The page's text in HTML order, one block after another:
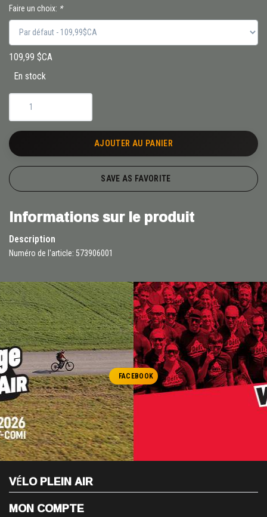
Faire un choix: *
109,99 $CA
En stock
AJOUTER AU PANIER
SAVE AS FAVORITE
Informations sur le produit
Description
Numéro de l'article: 573906001
FACEBOOK
VÉLO PLEIN AIR
MON COMPTE